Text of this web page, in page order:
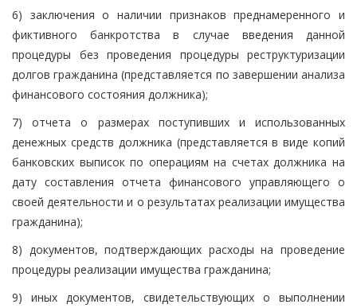
6) заключения о наличии признаков преднамеренного и
фиктивного банкротства в случае введения данной
процедуры без проведения процедуры реструктуризации
долгов гражданина (представляется по завершении анализа
финансового состояния должника);
7) отчета о размерах поступивших и использованных
денежных средств должника (представляется в виде копий
банковских выписок по операциям на счетах должника на
дату составления отчета финансового управляющего о
своей деятельности и о результатах реализации имущества
гражданина);
8) документов, подтверждающих расходы на проведение
процедуры реализации имущества гражданина;
9) иных документов, свидетельствующих о выполнении